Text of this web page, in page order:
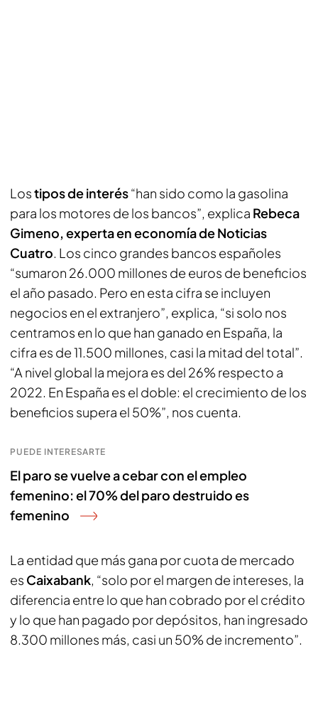
Lostipos de interés“han sido como la gasolina
para los motores de los bancos”, explica Rebeca
Gimeno, experta en economía de Noticias
Cuatro. Los cinco grandes bancos españoles
“sumaron 26.000 millones de euros de beneficios
el año pasado. Pero en esta cifra se incluyen
negocios en el extranjero”, explica, “si solo nos
centramos en lo que han ganado en España, la
cifra es de 11.500 millones, casi la mitad del total”.
“A nivel global la mejora es del 26% respecto a
2022. En España es el doble: el crecimiento de los
beneficios supera el 50%”, nos cuenta.
PUEDE INTERESARTE
El paro se vuelve a cebar con el empleo
femenino: el 70% del paro destruido es
femenino
La entidad que más gana por cuota de mercado
es Caixabank, “solo por el margen de intereses, la
diferencia entre lo que han cobrado por el crédito
y lo que han pagado por depósitos, han ingresado
8.300 millones más, casi un 50% de incremento”.